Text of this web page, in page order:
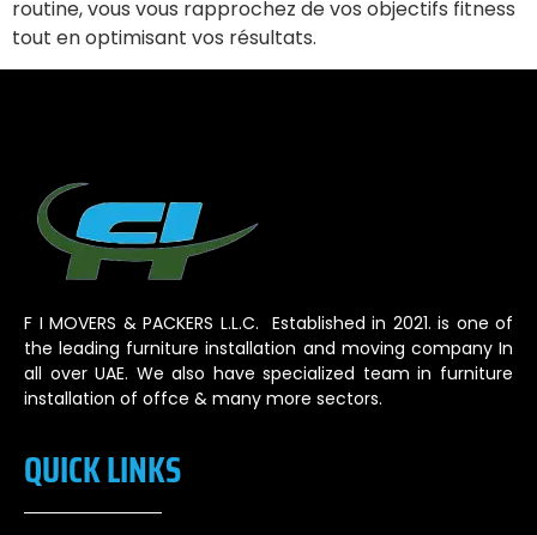
routine, vous vous rapprochez de vos objectifs fitness
tout en optimisant vos résultats.
F I MOVERS & PACKERS L.L.C. Established in 2021. is one of
the leading furniture installation and moving company In
all over UAE. We also have specialized team in furniture
installation of offce & many more sectors.
QUICK LINKS